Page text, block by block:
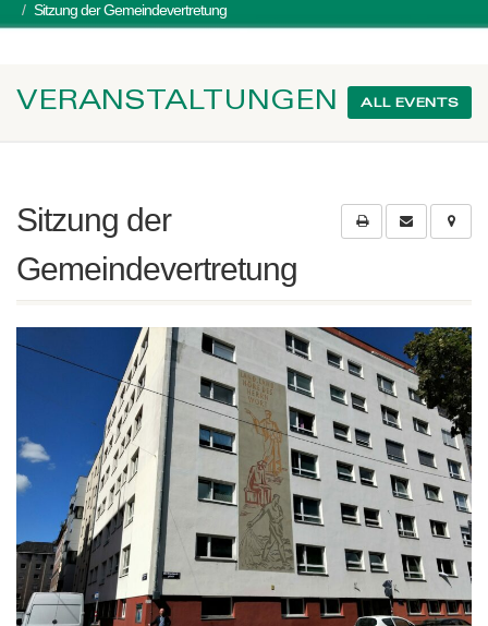
Sitzung der Gemeindevertretung
VERANSTALTUNGEN ALL EVENTS
Sitzung der
Gemeindevertretung